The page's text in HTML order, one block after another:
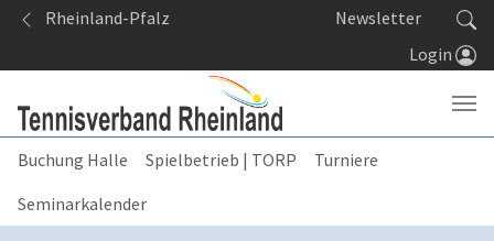
Springe zum Seiteninhalt
Rheinland-Pfalz
Newsletter
Login
Buchung Halle Spielbetrieb | TORP
Turniere
Seminarkalender